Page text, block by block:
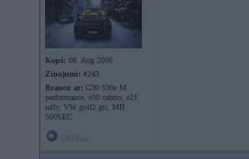
Kopš: 08. Aug 2006
Ziņojumi: 4243
Braucu ar: G30 530e M
performance, e30 cabrio, e21
rally, VW golf2 gti, MB
500SEC